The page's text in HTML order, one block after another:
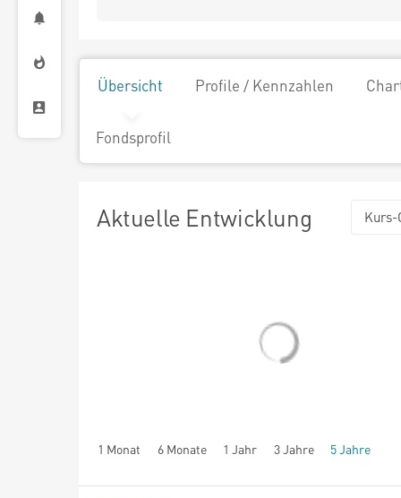
Übersicht Profile / Kennzahlen
Fondsprofil
Aktuelle Entwicklung Kurs-
1 Monat 6 Monate 1 Jahr 3 Jahre 5 Jahre
seit Beginn